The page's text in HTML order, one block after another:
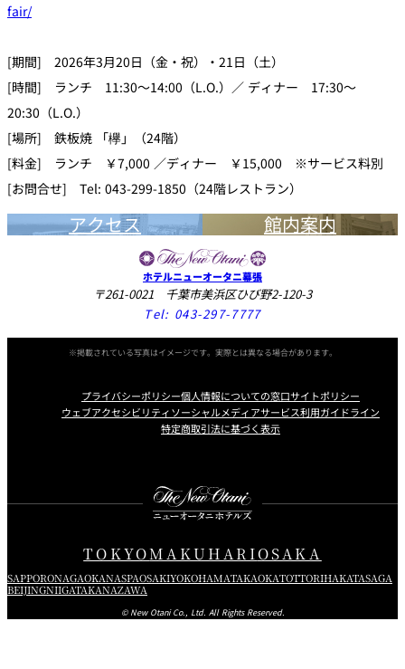
fair/
[期間] 2026年3月20日（金・祝）・21日（土）
[時間] ランチ 11:30～14:00（L.O.）／ ディナー 17:30～
20:30（L.O.）
[場所] 鉄板焼 「欅」（24階）
[料金] ランチ ￥7,000 ／ディナー ￥15,000 ※サービス料別
[お問合せ] Tel: 043-299-1850（24階レストラン）
アクセス 館内案内
ホテルニューオータニ幕張
〒261-0021 千葉市美浜区ひび野2-120-3
Tel: 043-297-7777
※掲載されている写真はイメージです。実際とは異なる場合があります。
プライバシーポリシー個人情報についての窓口サイトポリシー
ウェブアクセシビリティソーシャルメディアサービス利用ガイドライン
特定商取引法に基づく表示
TOKYOMAKUHARIOSAKA
SAPPORONAGAOKANASPAOSAKIYOKOHAMATAKAOKATOTTORIHAKATASAGA
BEIJINGNIIGATAKANAZAWA
© New Otani Co., Ltd. All Rights Reserved.